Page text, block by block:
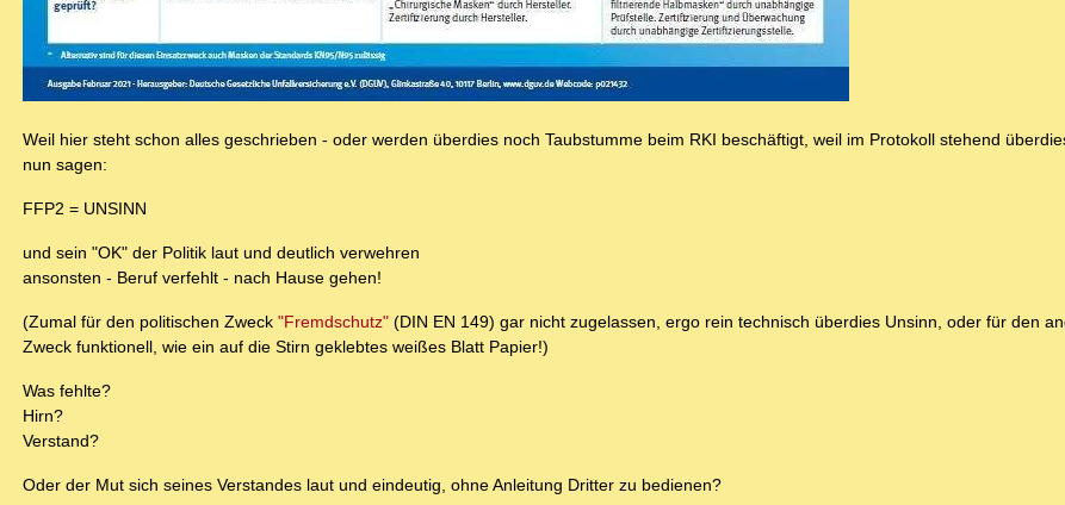
Weil hier steht schon alles geschrieben - oder werden überdies noch Taubstumme beim RKI beschäftigt, weil im Protokoll stehend
nun sagen:
FFP2 = UNSINN
und sein "OK" der Politik laut und deutlich verwehren
ansonsten - Beruf verfehlt - nach Hause gehen!
(Zumal für den politischen Zweck "Fremdschutz" (DIN EN 149) gar nicht zugelassen, ergo rein technisch überdies Unsinn, oder für den
Zweck funktionell, wie ein auf die Stirn geklebtes weißes Blatt Papier!)
Was fehlte?
Hirn?
Verstand?
Oder der Mut sich seines Verstandes laut und eindeutig, ohne Anleitung Dritter zu bedienen?